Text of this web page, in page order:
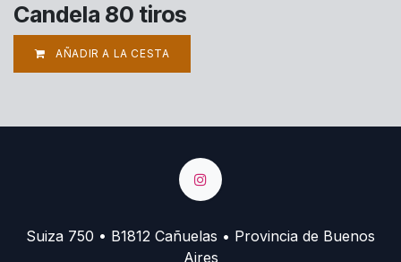
Candela 80 tiros
AÑADIR A LA CESTA
Suiza 750 • B1812 Cañuelas • Provincia de Buenos
Aires